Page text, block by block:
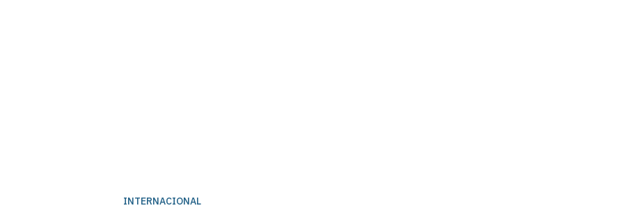
INTERNACIONAL